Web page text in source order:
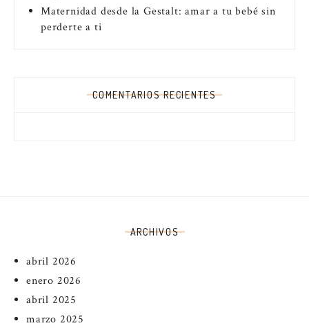
Maternidad desde la Gestalt: amar a tu bebé sin
perderte a ti
COMENTARIOS RECIENTES
ARCHIVOS
abril 2026
enero 2026
abril 2025
marzo 2025